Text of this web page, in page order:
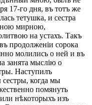
17-го дня, въ тотъ же
тетушка, и сестра
мирною,
на устахъ. Такъ
продолженіи сорока
молились о ней и въ
занята мыслію о
Наступилъ
когда мы
помянуть
нѣкоторыхъ изъ